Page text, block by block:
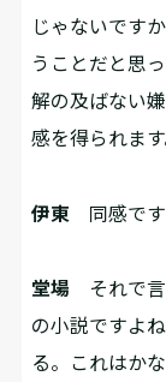
じゃないです
うことだと思
解の及ばない
感を得られます
伊東 同感です
堂場 それで言
の小説ですよ
る。これはか